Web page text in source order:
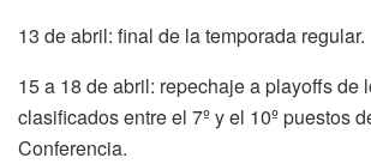
13 de abril: final de la temporada regular.
15 a 18 de abril: repechaje a playoffs de
clasificados entre el 7º y el 10º puestos
Conferencia.